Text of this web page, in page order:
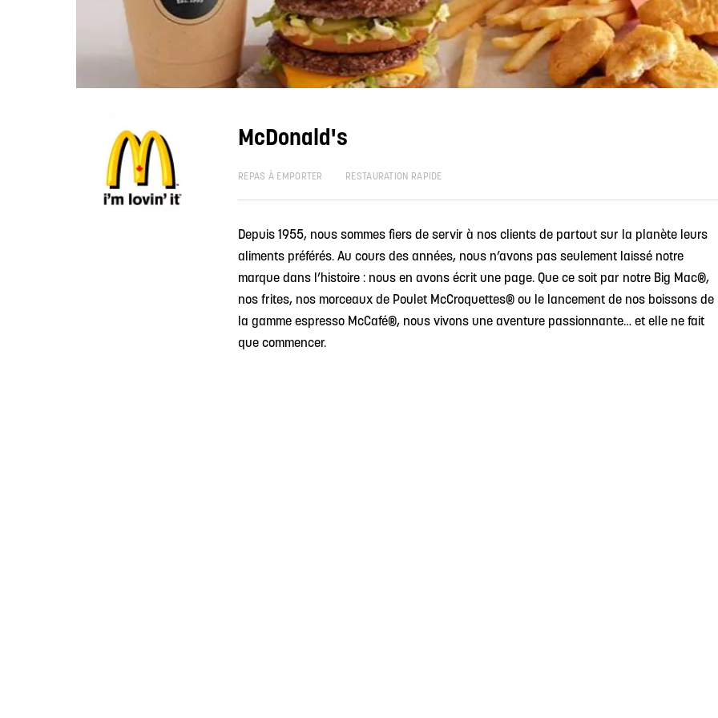
McDonald's
REPAS À EMPORTER RESTAURATION RAPIDE
Depuis 1955, nous sommes fiers de servir à nos clients de partout sur la planète leurs
aliments préférés. Au cours des années, nous n’avons pas seulement laissé notre
marque dans l’histoire : nous en avons écrit une page. Que ce soit par notre Big Mac®,
nos frites, nos morceaux de Poulet McCroquettes® ou le lancement de nos boissons de
la gamme espresso McCafé®, nous vivons une aventure passionnante… et elle ne fait
que commencer.